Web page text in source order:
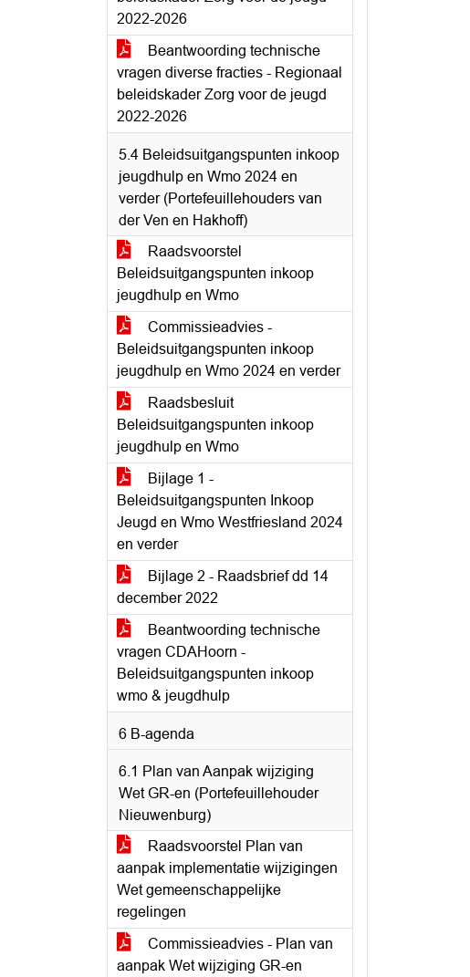
2022-2026
Beantwoording technische
vragen diverse fracties - Regionaal
beleidskader Zorg voor de jeugd
2022-2026
5.4 Beleidsuitgangspunten inkoop
jeugdhulp en Wmo 2024 en
verder (Portefeuillehouders van
der Ven en Hakhoff)
Raadsvoorstel
Beleidsuitgangspunten inkoop
jeugdhulp en Wmo
Commissieadvies -
Beleidsuitgangspunten inkoop
jeugdhulp en Wmo 2024 en verder
Raadsbesluit
Beleidsuitgangspunten inkoop
jeugdhulp en Wmo
Bijlage 1 -
Beleidsuitgangspunten Inkoop
Jeugd en Wmo Westfriesland 2024
en verder
Bijlage 2 - Raadsbrief dd 14
december 2022
Beantwoording technische
vragen CDAHoorn -
Beleidsuitgangspunten inkoop
wmo & jeugdhulp
6 B-agenda
6.1 Plan van Aanpak wijziging
Wet GR-en (Portefeuillehouder
Nieuwenburg)
Raadsvoorstel Plan van
aanpak implementatie wijzigingen
Wet gemeenschappelijke
regelingen
Commissieadvies - Plan van
aanpak Wet wijziging GR-en